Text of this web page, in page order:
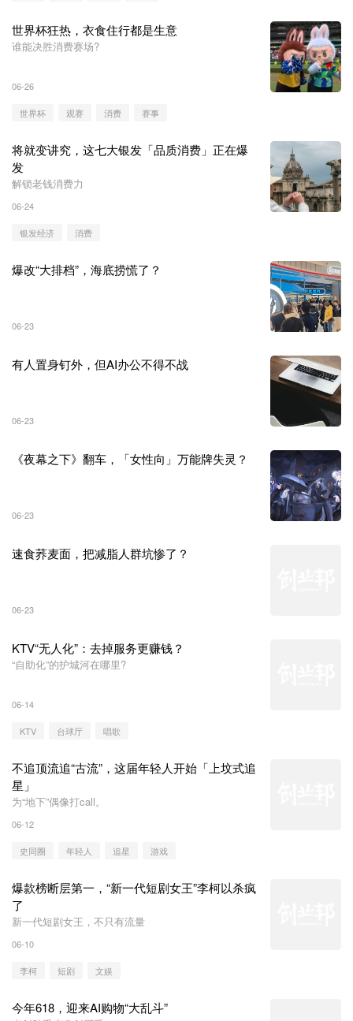
世界杯狂热，衣食住行都是生意
谁能决胜消费赛场?
06-26
世界杯 观赛 消费 赛事
将就变讲究，这七大银发「品质消费」正在爆
发
解锁老钱消费力
06-24
银发经济 消费
爆改“大排档”，海底捞慌了？
06-23
有人置身钉外，但AI办公不得不战
06-23
《夜幕之下》翻车，「女性向」万能牌失灵？
06-23
速食荞麦面，把减脂人群坑惨了？
06-23
KTV“无人化”：去掉服务更赚钱？
“自助化”的护城河在哪里?
06-14
KTV 台球厅 唱歌
不追顶流追“古流”，这届年轻人开始「上坟式追
星」
为“地下”偶像打call。
06-12
史同圈 年轻人 追星 游戏
爆款榜断层第一，“新一代短剧女王”李柯以杀疯
了
新一代短剧女王，不只有流量
06-10
李柯 短剧 文娱
今年618，迎来AI购物“大乱斗”